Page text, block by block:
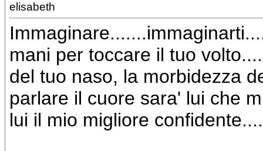
elisabeth
mani per toccare il tuo
del tuo naso, la morbidezza
parlare il cuore sara' lui che
lui il mio migliore